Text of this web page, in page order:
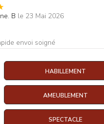
B le 23 Mai 2026
envoi soigné
HABILLEMENT
AMEUBLEMENT
SPECTACLE